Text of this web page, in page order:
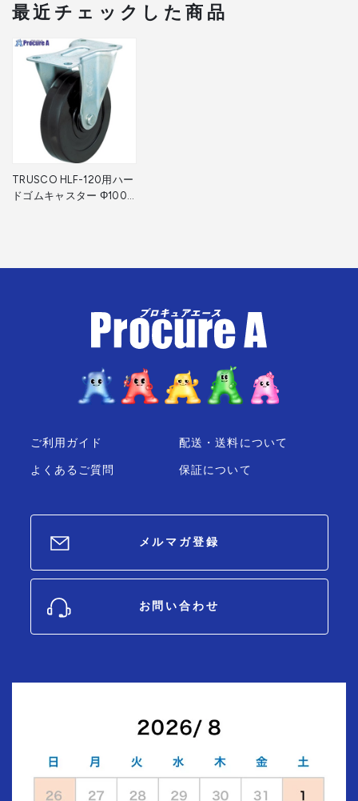
最近チェックした商品
TRUSCO HLF-120用ハー
ドゴムキャスター Φ100
ご利用ガイド
よくあるご質問
配送・送料について
保証について
メルマガ登録
お問い合わせ